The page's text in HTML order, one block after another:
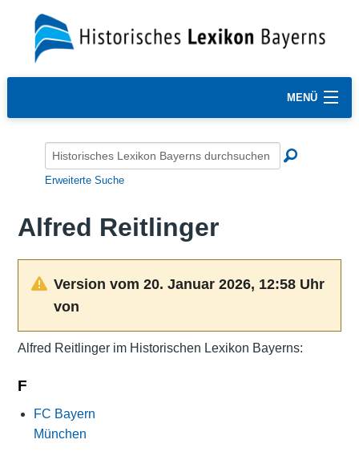
MENÜ
Erweiterte Suche
Alfred Reitlinger
Version vom 20. Januar 2026, 12:58 Uhr
von
Alfred Reitlinger im Historischen Lexikon Bayerns:
F
FC Bayern
München